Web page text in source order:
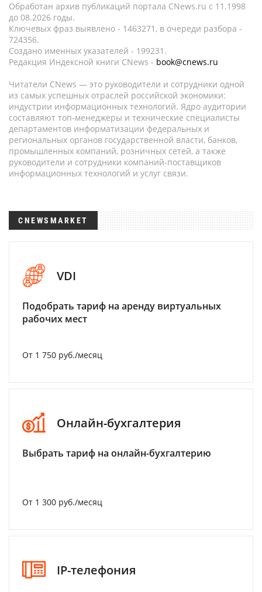
Обработан архив публикаций портала CNews.ru c 11.1998
до 08.2026 годы.
Ключевых фраз выявлено - 1463271, в очереди разбора -
724356.
Создано именных указателей - 199231.
Редакция Индексной книги CNews - book@cnews.ru
Читатели CNews — это руководители и сотрудники одной
из самых успешных отраслей российской экономики:
индустрии информационных технологий. Ядро аудитории
составляют топ-менеджеры и технические специалисты
департаментов информатизации федеральных и
региональных органов государственной власти, банков,
промышленных компаний, розничных сетей, а также
руководители и сотрудники компаний-поставщиков
информационных технологий и услуг связи.
CNEWSMARKET
VDI
Подобрать тариф на аренду виртуальных
рабочих мест
От 1 750 руб./месяц
Онлайн-бухгалтерия
Выбрать тариф на онлайн-бухгалтерию
От 1 300 руб./месяц
IP-телефония